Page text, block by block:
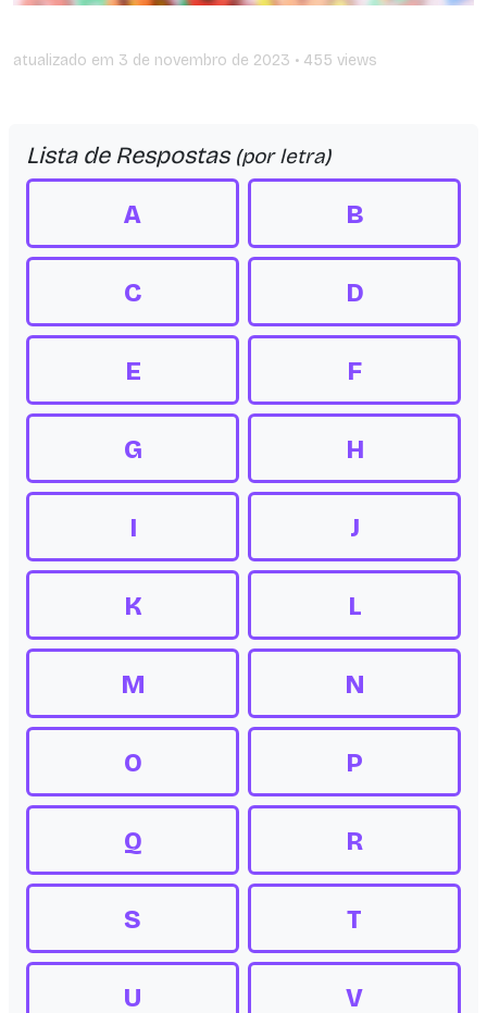
atualizado em 3 de novembro de 2023 • 455 views
Lista de Respostas (por letra)
A B
C D
E F
G H
I J
K L
M N
O P
Q R
S T
U V